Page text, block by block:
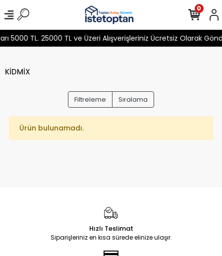
5000 TL. 25000 TL ve Üzeri Alışverişleriniz Ücretsiz Olarak
0
KİDMİX
Filtreleme Sıralama
Ürün bulunamadı.
Hızlı Teslimat
Siparişleriniz en kısa sürede elinize ulaşır.